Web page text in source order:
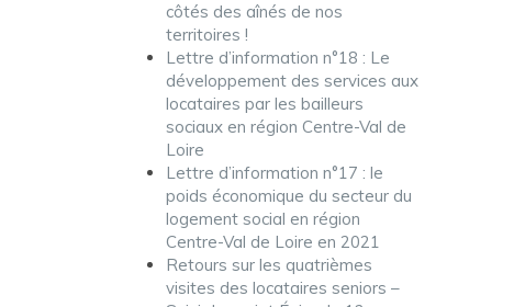
côtés des aînés de nos
territoires !
Lettre d’information n°18 : Le
développement des services aux
locataires par les bailleurs
sociaux en région Centre-Val de
Loire
Lettre d’information n°17 : le
poids économique du secteur du
logement social en région
Centre-Val de Loire en 2021
Retours sur les quatrièmes
visites des locataires seniors –